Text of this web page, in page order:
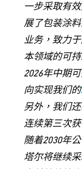
一步采取有
展了包装涂
业务，致力
本领域的可
2026年中期
向实现我们的
另外，我们
连续第三次获
随着2030年
塔尔将继续